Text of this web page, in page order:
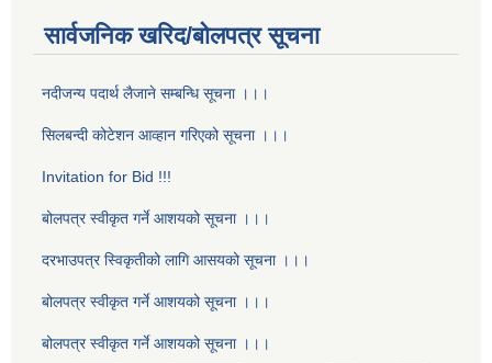
सार्वजनिक खरिद/बोलपत्र सूचना
नदीजन्य पदार्थ लैजाने सम्बन्धि सूचना ।।।
सिलबन्दी कोटेशन आव्हान गरिएको सूचना ।।।
Invitation for Bid !!!
बोलपत्र स्वीकृत गर्ने आशयको सूचना ।।।
दरभाउपत्र स्विकृतीको लागि आसयको सूचना ।।।
बोलपत्र स्वीकृत गर्ने आशयको सूचना ।।।
बोलपत्र स्वीकृत गर्ने आशयको सूचना ।।।